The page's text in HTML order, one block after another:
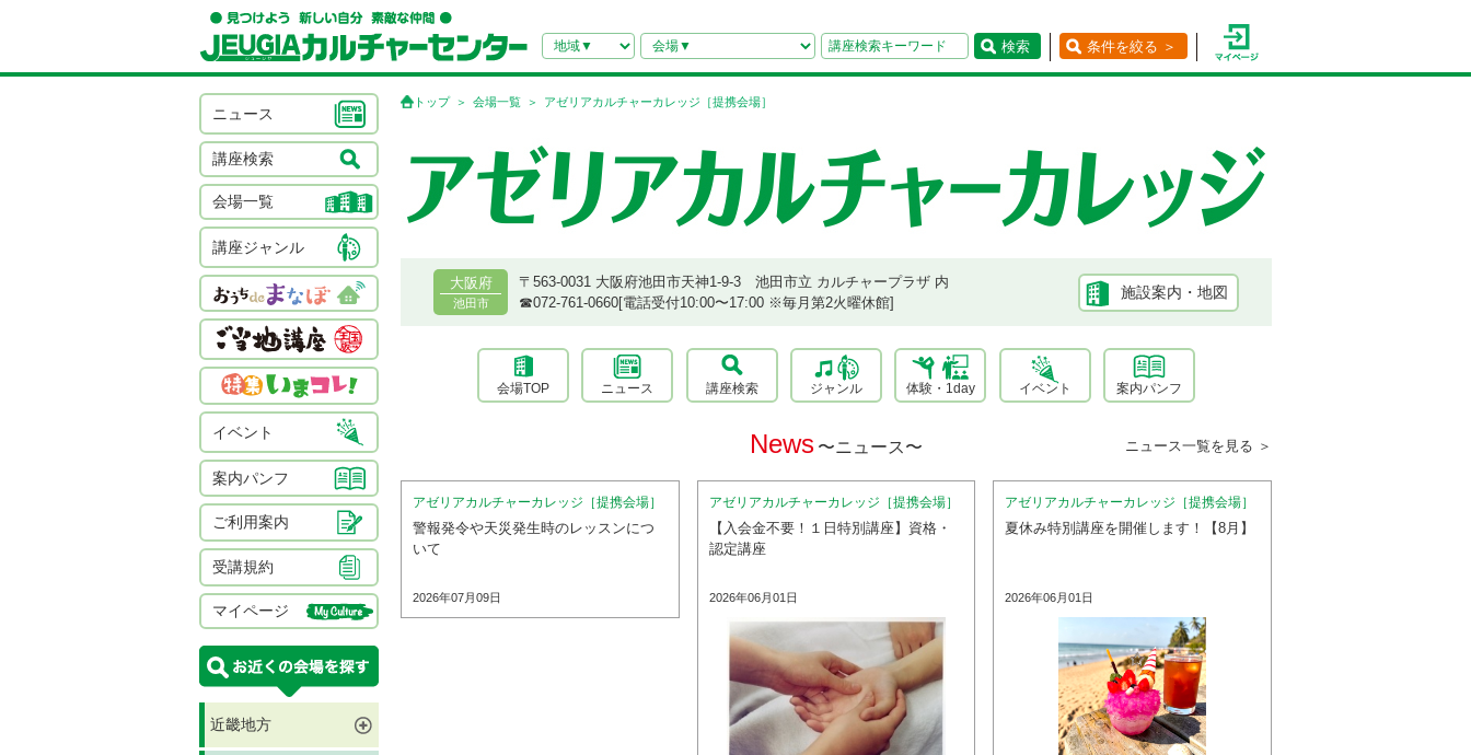
検索 条件を絞る ＞
ニュース
講座検索
会場一覧
講座ジャンル
イベント
案内パンフ
ご利用案内
受講規約
マイページ
近畿地方
トップ 会場一覧 アゼリアカルチャーカレッジ［提携会場］
大阪府
池田市
〒563-0031 大阪府池田市天神1-9-3 池田市立 カルチャープラザ 内
☎︎072-761-0660[電話受付10:00〜17:00 ※毎月第2火曜休館]
施設案内・地図
会場TOP ニュース 講座検索 ジャンル 体験・1day イベント 案内パンフ
News 〜ニュース〜 ニュース一覧を見る ＞
アゼリアカルチャーカレッジ［提携会場］
警報発令や天災発生時のレッスンにつ
いて
2026年07月09日
アゼリアカルチャーカレッジ［提携会場］
【入会金不要！１日特別講座】資格・
認定講座
2026年06月01日
アゼリアカルチャーカレッジ［提携会場］
夏休み特別講座を開催します！【8月】
2026年06月01日